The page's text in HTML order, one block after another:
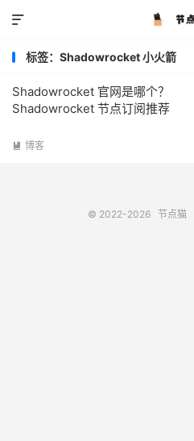

标签：Shadowrocket 小火箭
Shadowrocket 官网是哪个？
Shadowrocket 节点订阅推荐
 博客
© 2022-2026 节点猫